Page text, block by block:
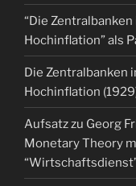
“Die
Hochinflation” als
Die Zentralbanken
Hochinflation
Aufsatz zu Georg
Monetary Theory